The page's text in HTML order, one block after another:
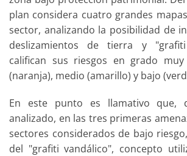
plan considera cuatro grandes
sector, analizando la posibilidad de
deslizamientos de tierra y
califican sus riesgos en grado
(naranja), medio (amarillo) y bajo
En este punto es llamativo que,
analizado, en las tres primeras
sectores considerados de bajo
del "grafiti vandálico", concepto